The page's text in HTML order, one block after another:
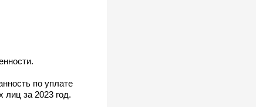
по уплате
лиц за 2023 год.